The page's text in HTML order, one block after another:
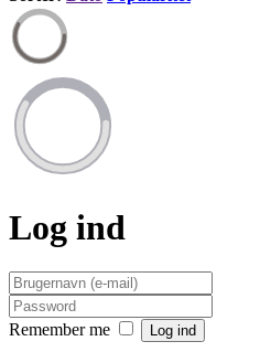
Log ind
Remember me